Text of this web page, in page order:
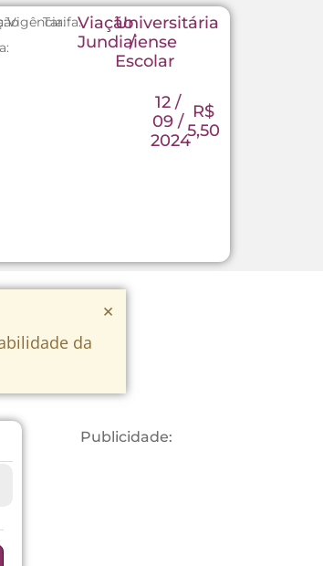
Vigência:
Tarifa:Viação
Jundiaiense
Universitária
/
Escolar
12 /
09 /
2024
R$
5,50
da
×
Publicidade: